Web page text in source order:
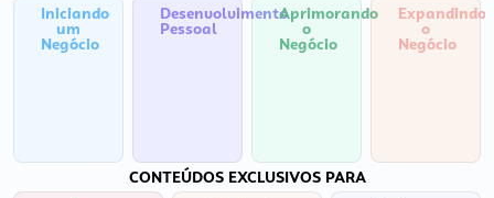
Iniciando
um
Negócio
Desenvolvimento
Pessoal
Aprimorando
o
Negócio
Expandindo
o
Negócio
CONTEÚDOS EXCLUSIVOS PARA